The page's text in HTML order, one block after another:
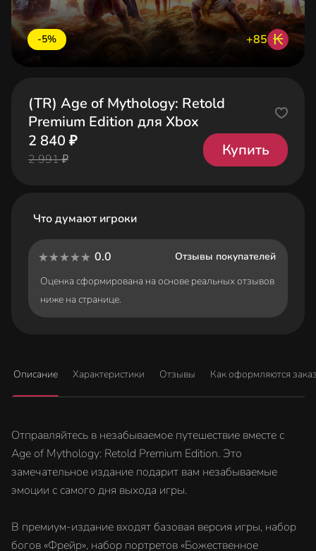
-5% +85 ₭
(TR) Age of Mythology: Retold
Premium Edition для Xbox
2 840 ₽
2 991 ₽
Купить
Что думают игроки
0.0
Отзывы покупателей
Оценка сформирована на основе реальных отзывов
ниже на странице.
Описание Характеристики Отзывы Как оформляются
Отправляйтесь в незабываемое путешествие вместе с
Age of Mythology: Retold Premium Edition. Это
замечательное издание подарит вам незабываемые
эмоции с самого дня выхода игры.
В премиум-издание входят базовая версия игры, набор
богов «Фрейр», набор портретов «Божественное